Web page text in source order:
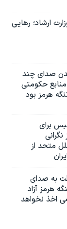
ارشاد؛ رهایی
صدای چند
حکومتی
هرمز بود
برای
متحد از
به صدای
هرمز آزاد
اخذ نخواهد